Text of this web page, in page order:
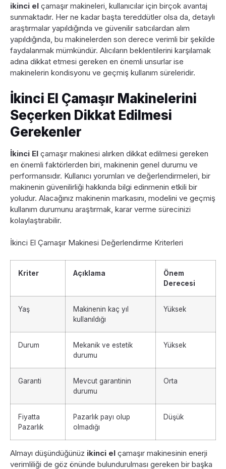
ikinci el çamaşır makineleri, kullanıcılar için birçok avantaj
sunmaktadır. Her ne kadar başta tereddütler olsa da, detaylı
araştırmalar yapıldığında ve güvenilir satıcılardan alım
yapıldığında, bu makinelerden son derece verimli bir şekilde
faydalanmak mümkündür. Alıcıların beklentilerini karşılamak
adına dikkat etmesi gereken en önemli unsurlar ise
makinelerin kondisyonu ve geçmiş kullanım süreleridir.
İkinci El Çamaşır Makinelerini
Seçerken Dikkat Edilmesi
Gerekenler
İkinci El çamaşır makinesi alırken dikkat edilmesi gereken
en önemli faktörlerden biri, makinenin genel durumu ve
performansıdır. Kullanıcı yorumları ve değerlendirmeleri, bir
makinenin güvenilirliği hakkında bilgi edinmenin etkili bir
yoludur. Alacağınız makinenin markasını, modelini ve geçmiş
kullanım durumunu araştırmak, karar verme sürecinizi
kolaylaştırabilir.
İkinci El Çamaşır Makinesi Değerlendirme Kriterleri
Kriter Açıklama
Önem
Derecesi
Yaş
Makinenin kaç yıl
kullanıldığı
Yüksek
Durum
Mekanik ve estetik
durumu
Yüksek
Garanti
Mevcut garantinin
durumu
Orta
Fiyatta
Pazarlık
Pazarlık payı olup
olmadığı
Düşük
Almayı düşündüğünüz ikinci el çamaşır makinesinin enerji
verimliliği de göz önünde bulundurulması gereken bir başka